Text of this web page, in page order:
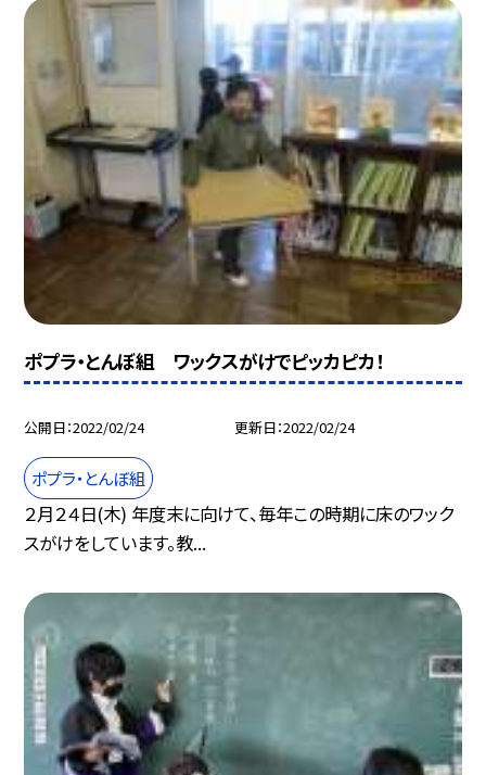
ポプラ・とんぼ組 ワックスがけでピッカピカ！
公開日 2022/02/24 更新日 2022/02/24
ポプラ・とんぼ組
２月２４日(木) 年度末に向けて、毎年この時期に床のワック
スがけをしています。教...